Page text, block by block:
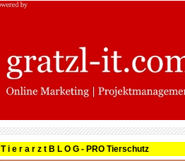
T i e r a r z t B L O G - PRO Tierschutz